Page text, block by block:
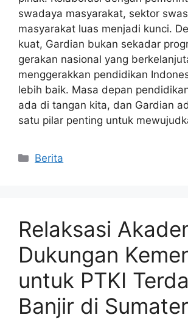
swadaya masyarakat, sektor
masyarakat luas menjadi kunci.
kuat, Gardian bukan sekadar
gerakan nasional yang
menggerakkan pendidikan
lebih baik. Masa depan
ada di tangan kita, dan Gardian
satu pilar penting untuk
Kategori
Berita
Relaksasi
Dukungan
untuk PTKI
Banjir di